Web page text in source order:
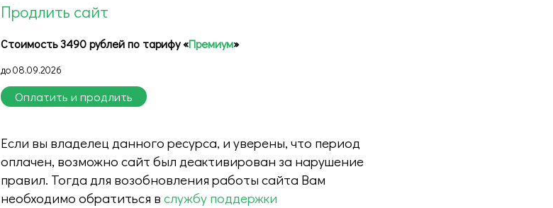
Продлить сайт
Стоимость 3490 рублей по тарифу «Премиум»
до 08.09.2026
Если вы владелец данного ресурса, и уверены, что период
оплачен, возможно сайт был деактивирован за нарушение
правил. Тогда для возобновления работы сайта Вам
необходимо обратиться в службу поддержки